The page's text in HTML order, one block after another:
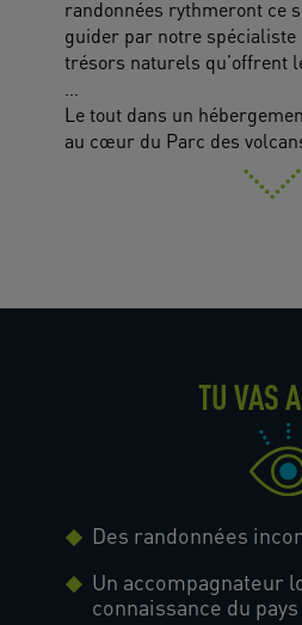
randonnées rythmeront ce
guider par notre
trésors naturels qu’offrent
…
Le tout dans un
TU VAS
Des randonnées
Un accompagnateur
connaissance du pays